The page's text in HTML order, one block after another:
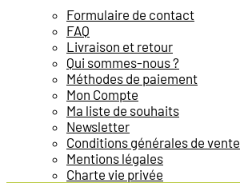
Formulaire de contact
FAQ
Livraison et retour
Qui sommes-nous ?
Méthodes de paiement
Mon Compte
Ma liste de souhaits
Newsletter
Conditions générales de vente
Mentions légales
Charte vie privée